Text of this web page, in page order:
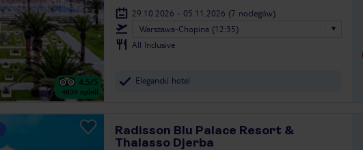
4.5/5
4839 opinii
29.10.2026 - 05.11.2026 (7 noclegów)
Warszawa-Chopina (12:35)
All Inclusive
Elegancki hotel
Radisson Blu Palace Resort &
Thalasso Djerba